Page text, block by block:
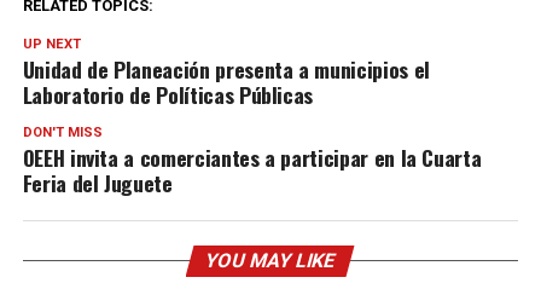
RELATED TOPICS:
UP NEXT
Unidad de Planeación presenta a municipios el
Laboratorio de Políticas Públicas
DON'T MISS
OEEH invita a comerciantes a participar en la Cuarta
Feria del Juguete
YOU MAY LIKE